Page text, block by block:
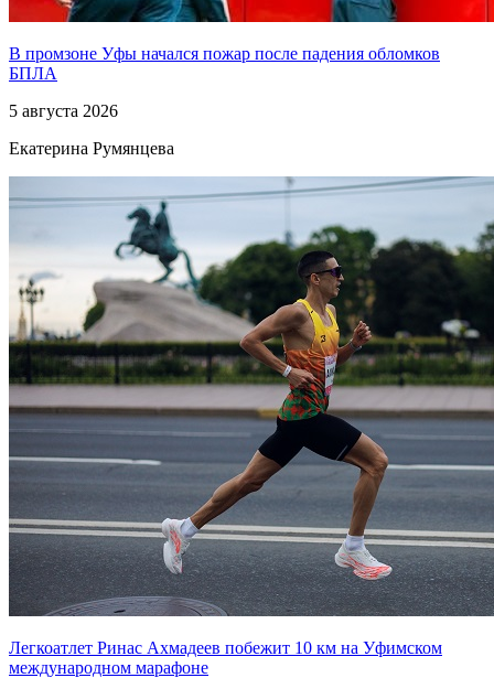
В промзоне Уфы начался пожар после падения обломков
БПЛА
5 августа 2026
Екатерина Румянцева
Легкоатлет Ринас Ахмадеев побежит 10 км на Уфимском
международном марафоне